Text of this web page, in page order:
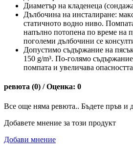
Диаметър на кладенеца
Дълбочина на инсталиране:
статичното водно ниво.
напълно потопена по време на
поголеми дълбочини се
Допустимо съдържание на
150 g/m³. По-голямо
помпата и увеличава
ревюта (0) / Оценка: 0
Все още няма ревюта.. Бъдете пръв и
Добавете мнение за този продукт
Добави мнение